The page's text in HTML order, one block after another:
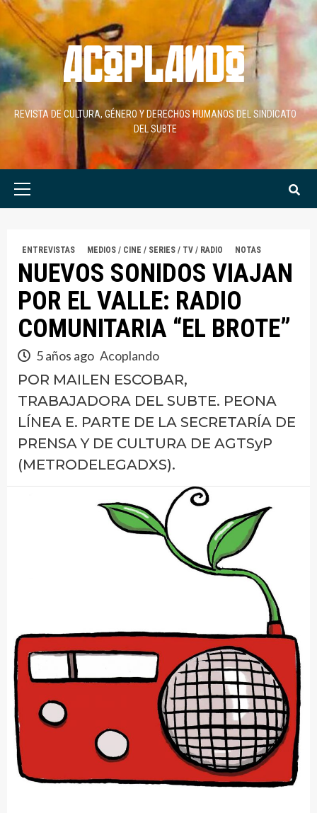
Skip
to
content
REVISTA DE CULTURA, GÉNERO Y DERECHOS HUMANOS DEL SINDICATO
DEL SUBTE
Primary
ENTREVISTAS MEDIOS / CINE / SERIES / TV / RADIO NOTAS
NUEVOS SONIDOS VIAJAN
POR EL VALLE: RADIO
COMUNITARIA “EL BROTE”
5 años ago Acoplando
POR MAILEN ESCOBAR,
TRABAJADORA DEL SUBTE. PEONA
LÍNEA E. PARTE DE LA SECRETARÍA DE
PRENSA Y DE CULTURA DE AGTSyP
(METRODELEGADXS).